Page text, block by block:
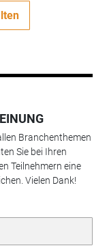
Branchenthemen
Sie bei Ihren
Teilnehmern eine
Vielen Dank!